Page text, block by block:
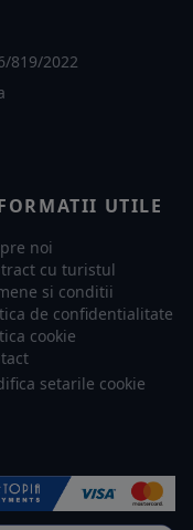
819/2022
UTILE
noi
cu turistul
si conditii
de confidentialitate
cookie
setarile cookie